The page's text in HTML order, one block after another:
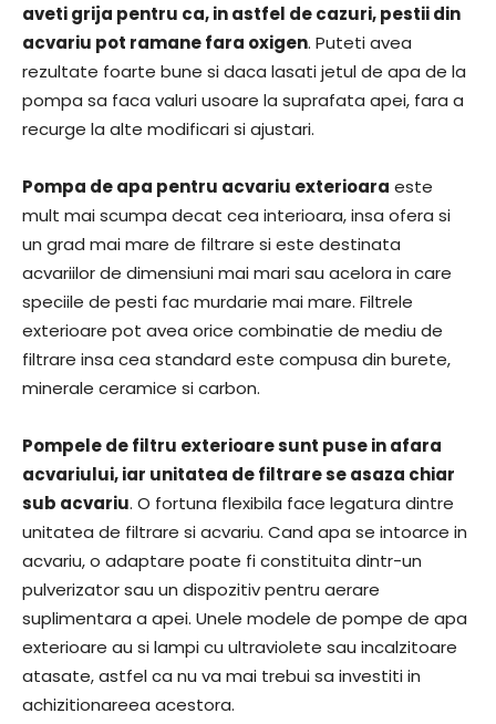
aveti grija pentru ca, in astfel de cazuri, pestii din
acvariu pot ramane fara oxigen. Puteti avea
rezultate foarte bune si daca lasati jetul de apa de la
pompa sa faca valuri usoare la suprafata apei, fara a
recurge la alte modificari si ajustari.
Pompa de apa pentru acvariu exterioara este
mult mai scumpa decat cea interioara, insa ofera si
un grad mai mare de filtrare si este destinata
acvariilor de dimensiuni mai mari sau acelora in care
speciile de pesti fac murdarie mai mare. Filtrele
exterioare pot avea orice combinatie de mediu de
filtrare insa cea standard este compusa din burete,
minerale ceramice si carbon.
Pompele de filtru exterioare sunt puse in afara
acvariului, iar unitatea de filtrare se asaza chiar
sub acvariu. O fortuna flexibila face legatura dintre
unitatea de filtrare si acvariu. Cand apa se intoarce in
acvariu, o adaptare poate fi constituita dintr-un
pulverizator sau un dispozitiv pentru aerare
suplimentara a apei. Unele modele de pompe de apa
exterioare au si lampi cu ultraviolete sau incalzitoare
atasate, astfel ca nu va mai trebui sa investiti in
achizitionareea acestora.